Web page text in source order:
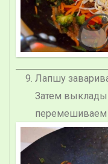
Лапшу
Затем
перемешиваем